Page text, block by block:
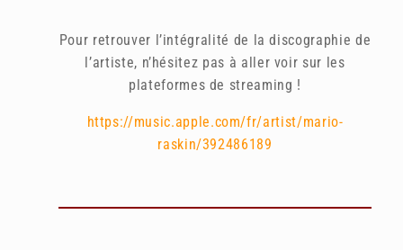
Pour retrouver l’intégralité de la discographie de
l’artiste, n’hésitez pas à aller voir sur les
plateformes de streaming !
https://music.apple.com/fr/artist/mario-
raskin/392486189